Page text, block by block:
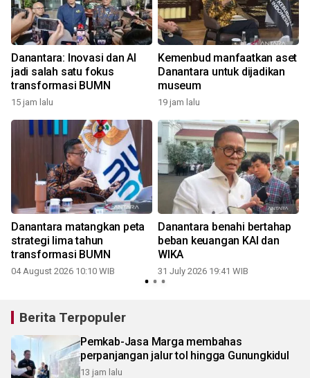
Danantara: Inovasi dan AI
jadi salah satu fokus
transformasi BUMN
15 jam lalu
Kemenbud manfaatkan aset
Danantara untuk dijadikan
museum
19 jam lalu
Danantara matangkan peta
strategi lima tahun
transformasi BUMN
04 August 2026 10:10 WIB
Danantara benahi bertahap
beban keuangan KAI dan
WIKA
31 July 2026 19:41 WIB
Berita Terpopuler
Pemkab-Jasa Marga membahas
perpanjangan jalur tol hingga Gunungkidul
13 jam lalu